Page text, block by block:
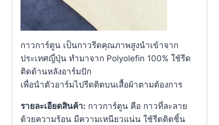
กาวการ์ตูน เป็นกาวรีดคุณภาพสูงนำเข้าจาก
ประเทศญี่ปุ่น ทำมาจาก Polyolefin 100% ใช้รีด
ติดด้านหลังอาร์มปัก
เพื่อนำตัวอาร์มไปรีดติดบนเสื้อผ้าตามต้องการ
รายละเอียดสินค้า: กาวการ์ตูน คือ กาวที่ละลาย
ด้วยความร้อน มีความเหนียวแน่น ใช้รีดติดชิ้น